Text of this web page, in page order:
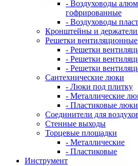
- Воздуховоды
гофрированные
- Воздуховоды
Кронштейны и держатели
Решетки вентиляционные
- Решетки
- Решетки
- Решетки
Сантехнические люки
- Люки под плитку
- Металлические
- Пластиковые люки
Соединители для
Стенные выходы
Торцевые площадки
- Металлические
- Пластиковые
Инструмент